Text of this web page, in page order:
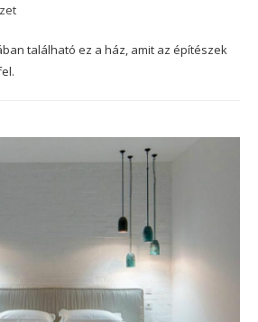
található ez a ház, amit az építészek